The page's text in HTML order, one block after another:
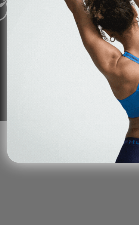
Bæjarhrauni
220
Email:
Sími:510